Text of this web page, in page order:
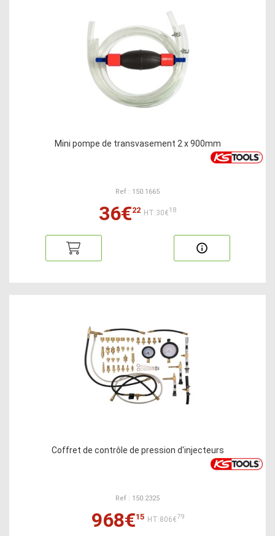
Mini pompe de transvasement 2 x 900mm
Ref : 150.1665
36€22 HT:30€18
Coffret de contrôle de pression d'injecteurs
Ref : 150.2325
968€15 HT:806€79